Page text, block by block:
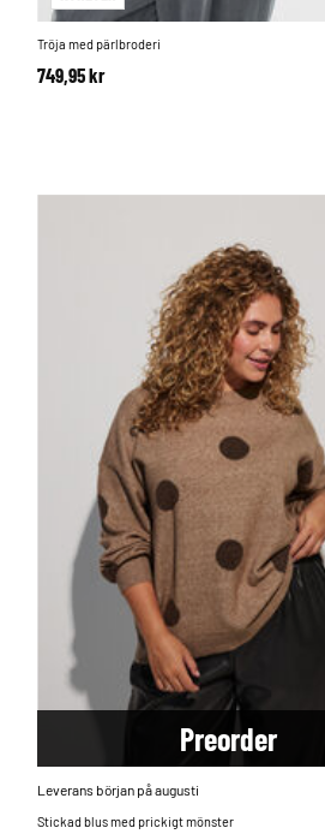
Tröja med pärlbroderi
749,95 kr
Preorder
Leverans början på augusti
Stickad blus med prickigt mönster